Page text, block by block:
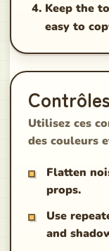
Keep the
easy to
Utilisez ces
des couleurs
Flatten
props.
Use
and